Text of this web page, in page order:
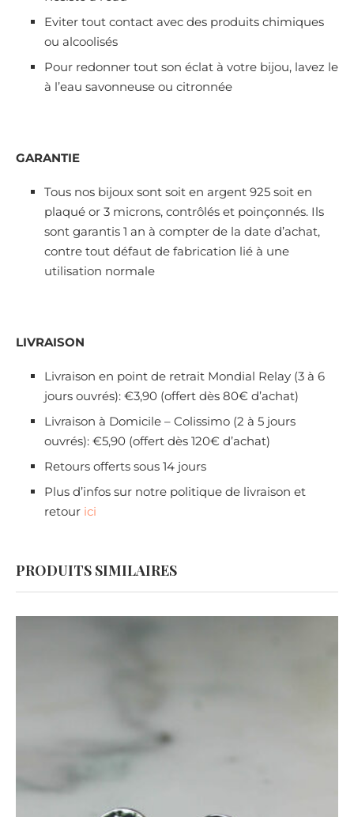
Eviter tout contact avec des produits chimiques
ou alcoolisés
Pour redonner tout son éclat à votre bijou, lavez le
à l’eau savonneuse ou citronnée
GARANTIE
Tous nos bijoux sont soit en argent 925 soit en
plaqué or 3 microns, contrôlés et poinçonnés. Ils
sont garantis 1 an à compter de la date d’achat,
contre tout défaut de fabrication lié à une
utilisation normale
LIVRAISON
Livraison en point de retrait Mondial Relay (3 à 6
jours ouvrés): €3,90 (offert dès 80€ d’achat)
Livraison à Domicile – Colissimo (2 à 5 jours
ouvrés): €5,90 (offert dès 120€ d’achat)
Retours offerts sous 14 jours
Plus d’infos sur notre politique de livraison et
retour ici
PRODUITS SIMILAIRES